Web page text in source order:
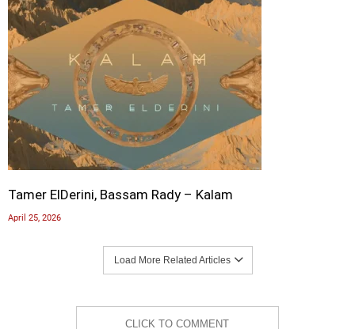
Tamer ElDerini, Bassam Rady – Kalam
April 25, 2026
Load More Related Articles
CLICK TO COMMENT